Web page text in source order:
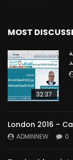
MOST
32:37
London 2016 –
ADMINNEW 0